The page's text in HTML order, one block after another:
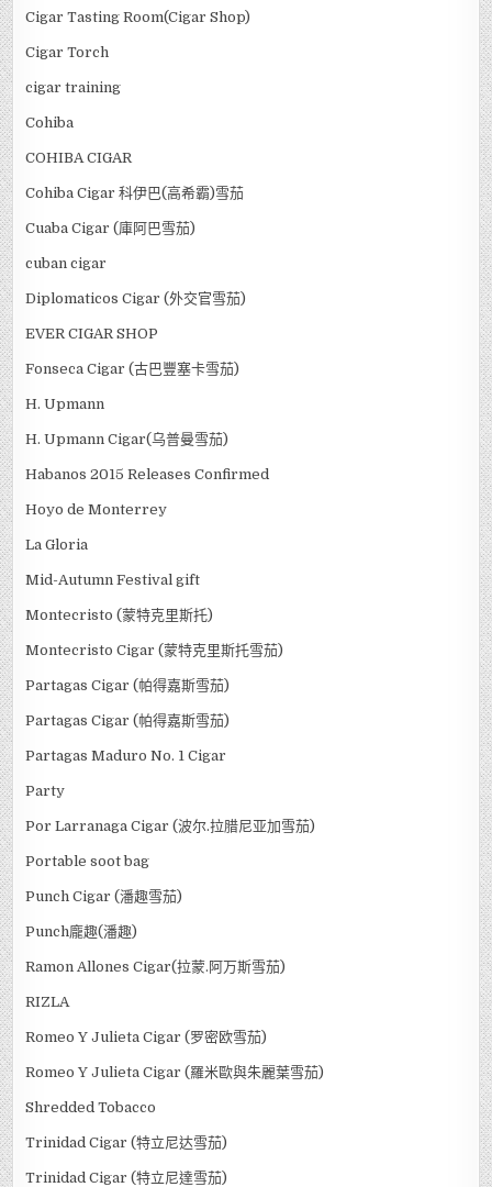
Cigar Tasting Room(Cigar Shop)
Cigar Torch
cigar training
Cohiba
COHIBA CIGAR
Cohiba Cigar 科伊巴(高希霸)雪茄
Cuaba Cigar (庫阿巴雪茄)
cuban cigar
Diplomaticos Cigar (外交官雪茄)
EVER CIGAR SHOP
Fonseca Cigar (古巴豐塞卡雪茄)
H. Upmann
H. Upmann Cigar(乌普曼雪茄)
Habanos 2015 Releases Confirmed
Hoyo de Monterrey
La Gloria
Mid-Autumn Festival gift
Montecristo (蒙特克里斯托)
Montecristo Cigar (蒙特克里斯托雪茄)
Partagas Cigar (帕得嘉斯雪茄)
Partagas Cigar (帕得嘉斯雪茄)
Partagas Maduro No. 1 Cigar
Party
Por Larranaga Cigar (波尔.拉腊尼亚加雪茄)
Portable soot bag
Punch Cigar (潘趣雪茄)
Punch龐趣(潘趣)
Ramon Allones Cigar(拉蒙.阿万斯雪茄)
RIZLA
Romeo Y Julieta Cigar (罗密欧雪茄)
Romeo Y Julieta Cigar (羅米歐與朱麗葉雪茄)
Shredded Tobacco
Trinidad Cigar (特立尼达雪茄)
Trinidad Cigar (特立尼達雪茄)